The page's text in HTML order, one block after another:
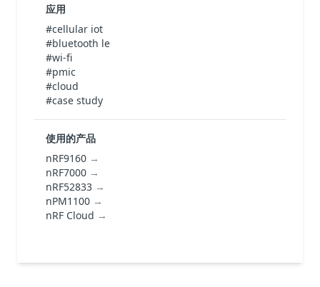
应用
#cellular iot
#bluetooth le
#wi-fi
#pmic
#cloud
#case study
使用的产品
nRF9160 →
nRF7000 →
nRF52833 →
nPM1100 →
nRF Cloud →